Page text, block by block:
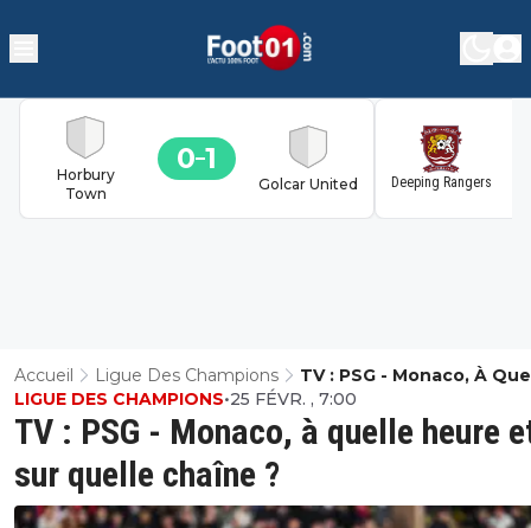
Horbury
Town
0 1
Golcar United Deeping Rangers
Accueil Ligue Des Champions
TV : PSG - Monaco, À
Heure Et Sur Quelle
TV : PSG - Monaco, à quelle heure
sur quelle chaîne ?
LIGUE DES CHAMPIONS•25 FÉVR. , 7:00